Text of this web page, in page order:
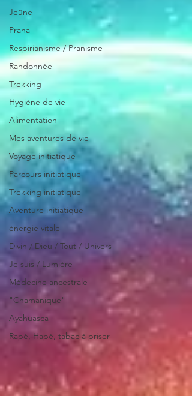
Jeûne
Prana
Respirianisme / Pranisme
Randonnée
Trekking
Hygiène de vie
Alimentation
Mes aventures de vie
Voyage initiatique
Parcours initiatique
Trekking initiatique
Aventure initiatique
énergie vitale
Divin / Dieu / Tout / Univers
Je suis / Lumière
Médecine ancestrale
"Chamanique"
Ayahuasca
Rapé, Hapé, tabac à priser